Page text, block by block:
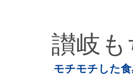
讃岐
モチモチした